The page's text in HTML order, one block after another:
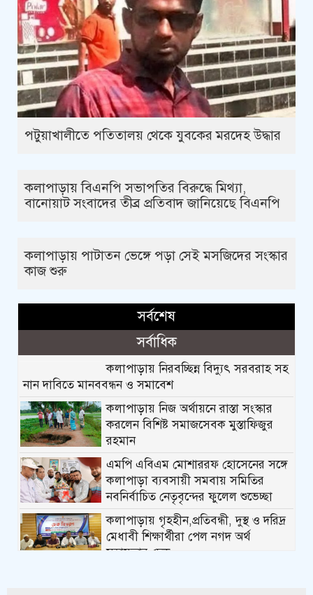
পটুয়াখালীতে পতিতালয় থেকে যুবকের মরদেহ উদ্ধার
কলাপাড়ায় বিএনপি সভাপতির বিরুদ্ধে মিথ্যা,
বানোয়াট সংবাদের তীব্র প্রতিবাদ জানিয়েছে বিএনপি
কলাপাড়ায় পাটাতন ভেঙ্গে পড়া সেই মসজিদের সংস্কার
কাজ শুরু
সর্বশেষ
সর্বাধিক
কলাপাড়ায় নিরবচ্ছিন্ন বিদ্যুৎ সরবরাহ সহ
নান দাবিতে মানববন্ধন ও সমাবেশ
কলাপাড়ায় নিজ অর্থায়নে রাস্তা সংস্কার
করলেন বিশিষ্ট সমাজসেবক মুস্তাফিজুর
রহমান
এমপি এবিএম মোশাররফ হোসেনের সঙ্গে
কলাপাড়া ব্যবসায়ী সমবায় সমিতির
নবনির্বাচিত নেতৃবৃন্দের ফুলেল শুভেচ্ছা
কলাপাড়ায় গৃহহীন,প্রতিবন্ধী, দুস্থ ও দরিদ্র
মেধাবী শিক্ষার্থীরা পেল নগদ অর্থ
সহায়তার চেক